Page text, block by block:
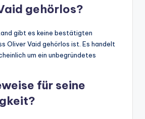
gehörlos?
gibt es keine bestätigten
Oliver Vaid gehörlos ist. Es handelt
um ein unbegründetes
für seine